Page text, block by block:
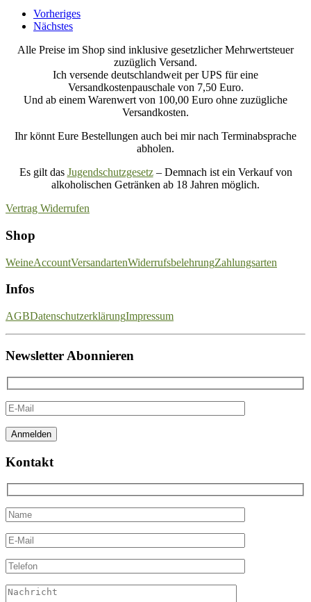
Vorheriges
Nächstes
Alle Preise im Shop sind inklusive gesetzlicher Mehrwertsteuer
zuzüglich Versand.
Ich versende deutschlandweit per UPS für eine
Versandkostenpauschale von 7,50 Euro.
Und ab einem Warenwert von 100,00 Euro ohne zuzügliche
Versandkosten.
Ihr könnt Eure Bestellungen auch bei mir nach Terminabsprache
abholen.
Es gilt das Jugendschutzgesetz– Demnach ist ein Verkauf von
alkoholischen Getränken ab 18 Jahren möglich.
Vertrag Widerrufen
Shop
WeineAccountVersandartenWiderrufsbelehrungZahlungsarten
Infos
AGBDatenschutzerklärungImpressum
Newsletter Abonnieren
Kontakt